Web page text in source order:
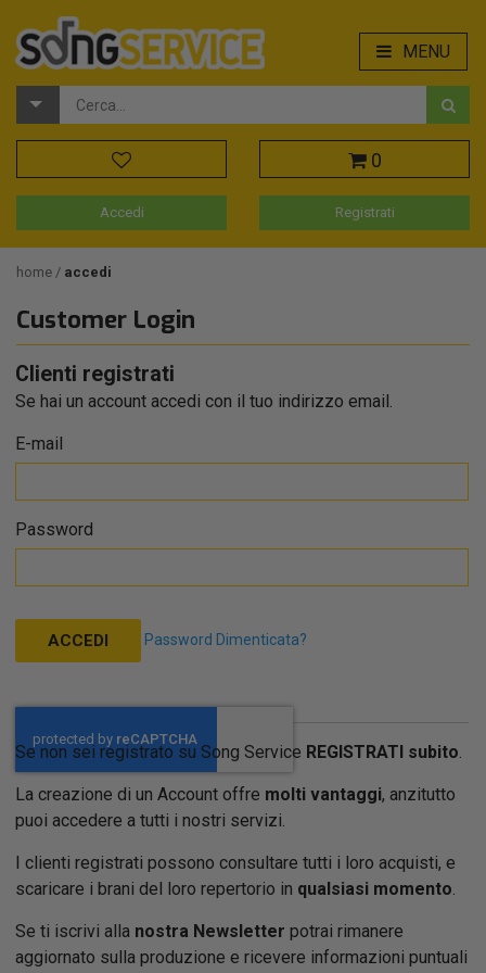
MENU
0
Accedi Registrati
home accedi
Customer Login
Clienti registrati
Se hai un account accedi con il tuo indirizzo email.
E-mail
Password
ACCEDI Password Dimenticata?
Se non sei registrato su Song Service REGISTRATI subito.
La creazione di un Account offre molti vantaggi, anzitutto
puoi accedere a tutti i nostri servizi.
I clienti registrati possono consultare tutti i loro acquisti, e
scaricare i brani del loro repertorio in qualsiasi momento.
Se ti iscrivi alla nostra Newsletter potrai rimanere
aggiornato sulla produzione e ricevere informazioni puntuali